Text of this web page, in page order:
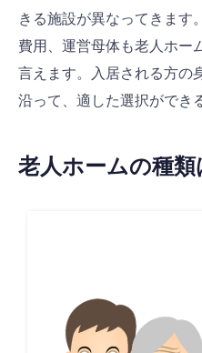
きる施設が異なってきます
費用、運営母体も老人ホー
言えます。入居される方の
沿って、適した選択ができ
老人ホームの種